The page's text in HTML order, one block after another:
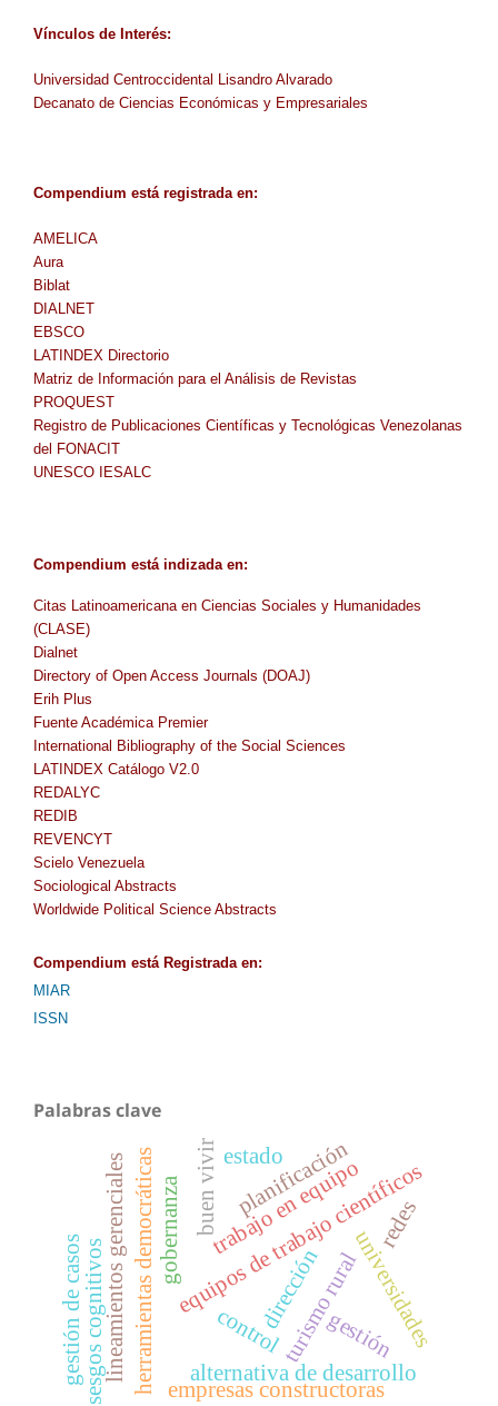
Vínculos de Interés:
Universidad Centroccidental Lisandro Alvarado
Decanato de Ciencias Económicas y Empresariales
Compendium está registrada en:
AMELICA
Aura
Biblat
DIALNET
EBSCO
LATINDEX Directorio
Matriz de Información para el Análisis de Revistas
PROQUEST
Registro de Publicaciones Científicas y Tecnológicas Venezolanas
del FONACIT
UNESCO IESALC
Compendium está indizada en:
Citas Latinoamericana en Ciencias Sociales y Humanidades
(CLASE)
Dialnet
Directory of Open Access Journals (DOAJ)
Erih Plus
Fuente Académica Premier
International Bibliography of the Social Sciences
LATINDEX Catálogo V2.0
REDALYC
REDIB
REVENCYT
Scielo Venezuela
Sociological Abstracts
Worldwide Political Science Abstracts
Compendium está Registrada en:
MIAR
ISSN
Palabras clave
trabajo en equipo
equipos de trabajo científicos
universidades
buen vivir
turismo rural
alternativa de desarrollo
herramientas democráticas gestión
planificación
dirección
control
lineamientos gerenciales
sesgos cognitivos
gobernanza
estado
redes
gestión de casos
empresas constructoras